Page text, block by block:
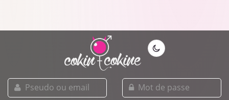
pseudo
ou
email
mot
de
passe